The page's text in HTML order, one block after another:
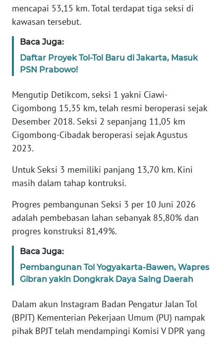
mencapai 53,15 km. Total terdapat tiga seksi di
kawasan tersebut.
Baca Juga:
Daftar Proyek Tol-Tol Baru di Jakarta, Masuk
PSN Prabowo!
Mengutip Detikcom, seksi 1 yakni Ciawi-
Cigombong 15,35 km, telah resmi beroperasi sejak
Desember 2018. Seksi 2 sepanjang 11,05 km
Cigombong-Cibadak beroperasi sejak Agustus
2023.
Untuk Seksi 3 memiliki panjang 13,70 km. Kini
masih dalam tahap kontruksi.
Progres pembangunan Seksi 3 per 10 Juni 2026
adalah pembebasan lahan sebanyak 85,80% dan
progres konstruksi 81,49%.
Baca Juga:
Pembangunan Tol Yogyakarta-Bawen, Wapres
Gibran yakin Dongkrak Daya Saing Daerah
Dalam akun Instagram Badan Pengatur Jalan Tol
(BPJT) Kementerian Pekerjaan Umum (PU) nampak
pihak BPJT telah mendampingi Komisi V DPR yang
BERITA
KAMI
INFO
TENTANG
KAMI
PEDOMAN
SIBER
KARIR
DISCLAIMER
Wahana
WN
SUMUT